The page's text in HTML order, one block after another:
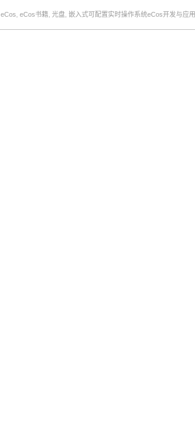
eCos, eCos书籍, 光盘, 嵌入式可配置实时操作系统eCos开发与应用